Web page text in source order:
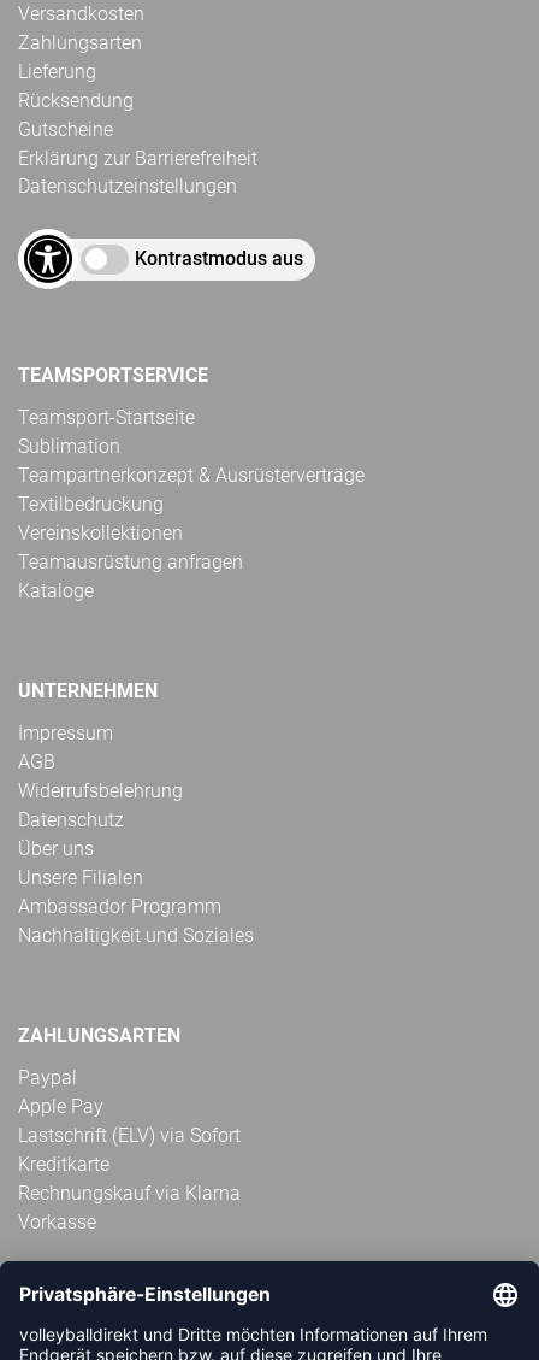
Versandkosten
Zahlungsarten
Lieferung
Rücksendung
Gutscheine
Erklärung zur Barrierefreiheit
Datenschutzeinstellungen
Kontrastmodus aus
TEAMSPORTSERVICE
Teamsport-Startseite
Sublimation
Teampartnerkonzept & Ausrüsterverträge
Textilbedruckung
Vereinskollektionen
Teamausrüstung anfragen
Kataloge
UNTERNEHMEN
Impressum
AGB
Widerrufsbelehrung
Datenschutz
Über uns
Unsere Filialen
Ambassador Programm
Nachhaltigkeit und Soziales
ZAHLUNGSARTEN
Paypal
Apple Pay
Lastschrift (ELV) via Sofort
Kreditkarte
Rechnungskauf via Klarna
Vorkasse
ABONNIERE JETZT DEN KOSTENLOSEN
VOLLEYBALLDIREKT-NEWSLETTER UND VERPASSE KEINE